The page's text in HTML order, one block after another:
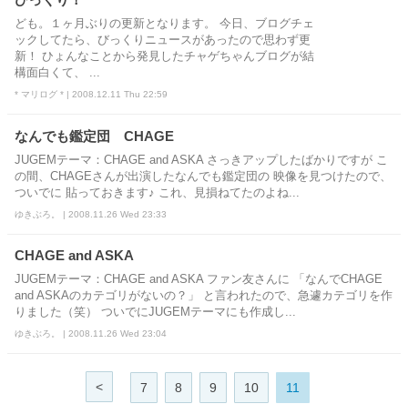
ども。１ヶ月ぶりの更新となります。 今日、ブログチェ
ックしてたら、びっくりニュースがあったので思わず更
新！ ひょんなことから発見したチャゲちゃんブログが結
構面白くて、 ...
* マリログ * | 2008.12.11 Thu 22:59
なんでも鑑定団 CHAGE
JUGEMテーマ：CHAGE and ASKA さっきアップしたばかりですが こ
の間、CHAGEさんが出演したなんでも鑑定団の 映像を見つけたので、
ついでに 貼っておきます♪ これ、見損ねてたのよね...
ゆきぶろ。 | 2008.11.26 Wed 23:33
CHAGE and ASKA
JUGEMテーマ：CHAGE and ASKA ファン友さんに 「なんでCHAGE
and ASKAのカテゴリがないの？」 と言われたので、急遽カテゴリを作
りました（笑） ついでにJUGEMテーマにも作成し...
ゆきぶろ。 | 2008.11.26 Wed 23:04
< 7 8 9 10 11